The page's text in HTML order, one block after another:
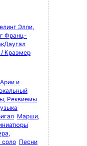
Элли,
Франц-
/ Краэмер
Арии и
Реквиемы
Марши,
соло Песни